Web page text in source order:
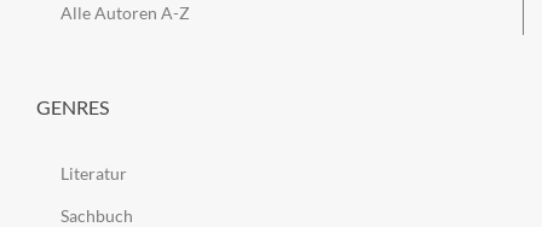
Alle Autoren A-Z
GENRES
Literatur
Sachbuch